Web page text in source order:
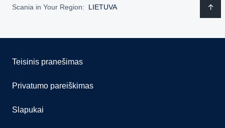
Scania in Your Region: LIETUVA
Teisinis pranešimas
Privatumo pareiškimas
Slapukai